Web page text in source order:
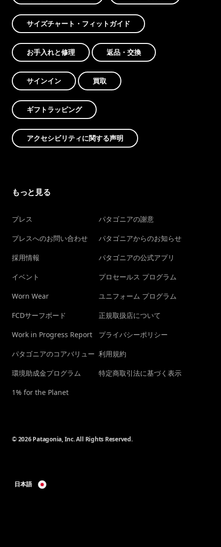
サイズチャート・フィットガイド
お手入れと修理 返品・交換
サインイン 買取
ギフトラッピング
アクセシビリティに関する声明
もっと見る
プレス
プレスへのお問い合わせ
採用情報
イベント
Worn Wear
FCDサーフボード
Work in Progress Report
パタゴニアのコアバリュー
環境助成金プログラム
1% for the Planet
パタゴニアの謝意
パタゴニアからのお知らせ
パタゴニアの公式アプリ
プロセールス プログラム
ユニフォーム プログラム
正規取扱店について
プライバシーポリシー
利用規約
特定商取引法に基づく表示
© 2026 Patagonia, Inc. All Rights Reserved.
日本語